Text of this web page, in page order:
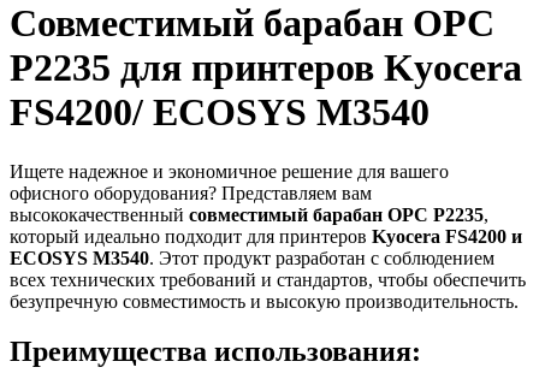
Совместимый барабан OPC
P2235 для принтеров Kyocera
FS4200/ ECOSYS M3540
Ищете надежное и экономичное решение для вашего
офисного оборудования? Представляем вам
высококачественный совместимый барабан OPC P2235,
который идеально подходит для принтеров Kyocera FS4200 и
ECOSYS M3540. Этот продукт разработан с соблюдением
всех технических требований и стандартов, чтобы обеспечить
безупречную совместимость и высокую производительность.
Преимущества использования: